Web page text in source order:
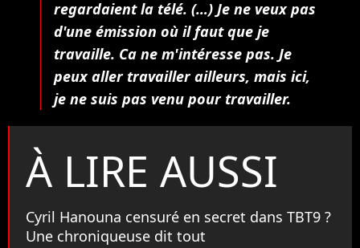
regardaient la télé. (…) Je ne veux pas
d'une émission où il faut que je
travaille. Ca ne m'intéresse pas. Je
peux aller travailler ailleurs, mais ici,
je ne suis pas venu pour travailler.
À LIRE AUSSI
Cyril Hanouna censuré en secret dans TBT9 ?
Une chroniqueuse dit tout